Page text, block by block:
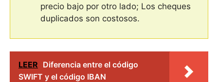
precio bajo por otro lado; Los cheques
duplicados son costosos.
LEER Diferencia entre el código
SWIFT y el código IBAN